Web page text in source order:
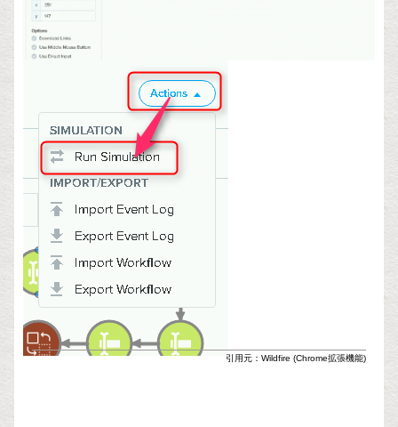
引用元：Wildfire (Chrome拡張機能)